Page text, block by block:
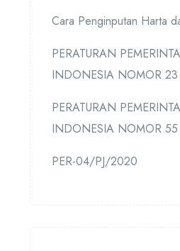
Cara Penginputan Harta
PERATURAN
INDONESIA NOMOR
PERATURAN
INDONESIA NOMOR
PER-04/PJ/2020